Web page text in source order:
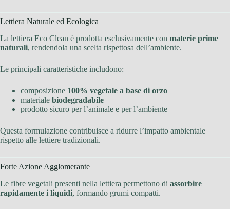
Lettiera Naturale ed Ecologica
La lettiera Eco Clean è prodotta esclusivamente con materie prime
naturali, rendendola una scelta rispettosa dell’ambiente.
Le principali caratteristiche includono:
composizione 100% vegetale a base di orzo
materiale biodegradabile
prodotto sicuro per l’animale e per l’ambiente
Questa formulazione contribuisce a ridurre l’impatto ambientale
rispetto alle lettiere tradizionali.
Forte Azione Agglomerante
Le fibre vegetali presenti nella lettiera permettono di assorbire
rapidamente i liquidi, formando grumi compatti.